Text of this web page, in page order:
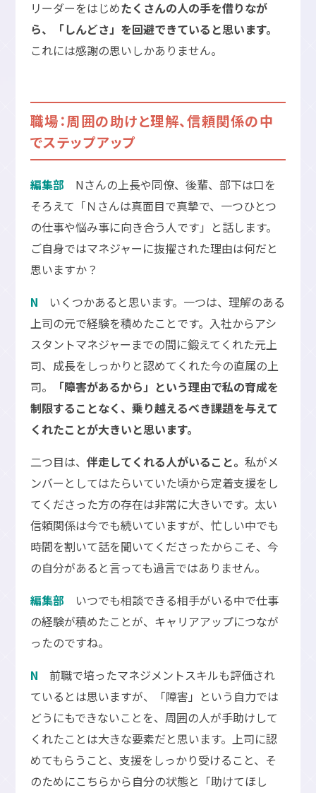
リーダーをはじめたくさんの人の手を借りなが
ら、「しんどさ」を回避できていると思います。
これには感謝の思いしかありません。
職場：周囲の助けと理解、信頼関係の中
でステップアップ
編集部 Nさんの上長や同僚、後輩、部下は口を
そろえて「Ｎさんは真面目で真摯で、一つひとつ
の仕事や悩み事に向き合う人です」と話します。
ご自身ではマネジャーに抜擢された理由は何だと
思いますか？
N いくつかあると思います。一つは、理解のある
上司の元で経験を積めたことです。入社からアシ
スタントマネジャーまでの間に鍛えてくれた元上
司、成長をしっかりと認めてくれた今の直属の上
司。
「障害があるから」という理由で私の育成を
制限することなく、乗り越えるべき課題を与えて
くれたことが大きいと思います。
二つ目は、 伴走してくれる人がいること。 私がメ
ンバーとしてはたらいていた頃から定着支援をし
てくださった方の存在は非常に大きいです。太い
信頼関係は今でも続いていますが、忙しい中でも
時間を割いて話を聞いてくださったからこそ、今
の自分があると言っても過言ではありません。
編集部 いつでも相談できる相手がいる中で仕事
の経験が積めたことが、キャリアアップにつなが
ったのですね。
N 前職で培ったマネジメントスキルも評価され
ているとは思いますが、「障害」という自力では
どうにもできないことを、周囲の人が手助けして
くれたことは大きな要素だと思います。上司に認
めてもらうこと、支援をしっかり受けること、そ
のためにこちらから自分の状態と「助けてほし